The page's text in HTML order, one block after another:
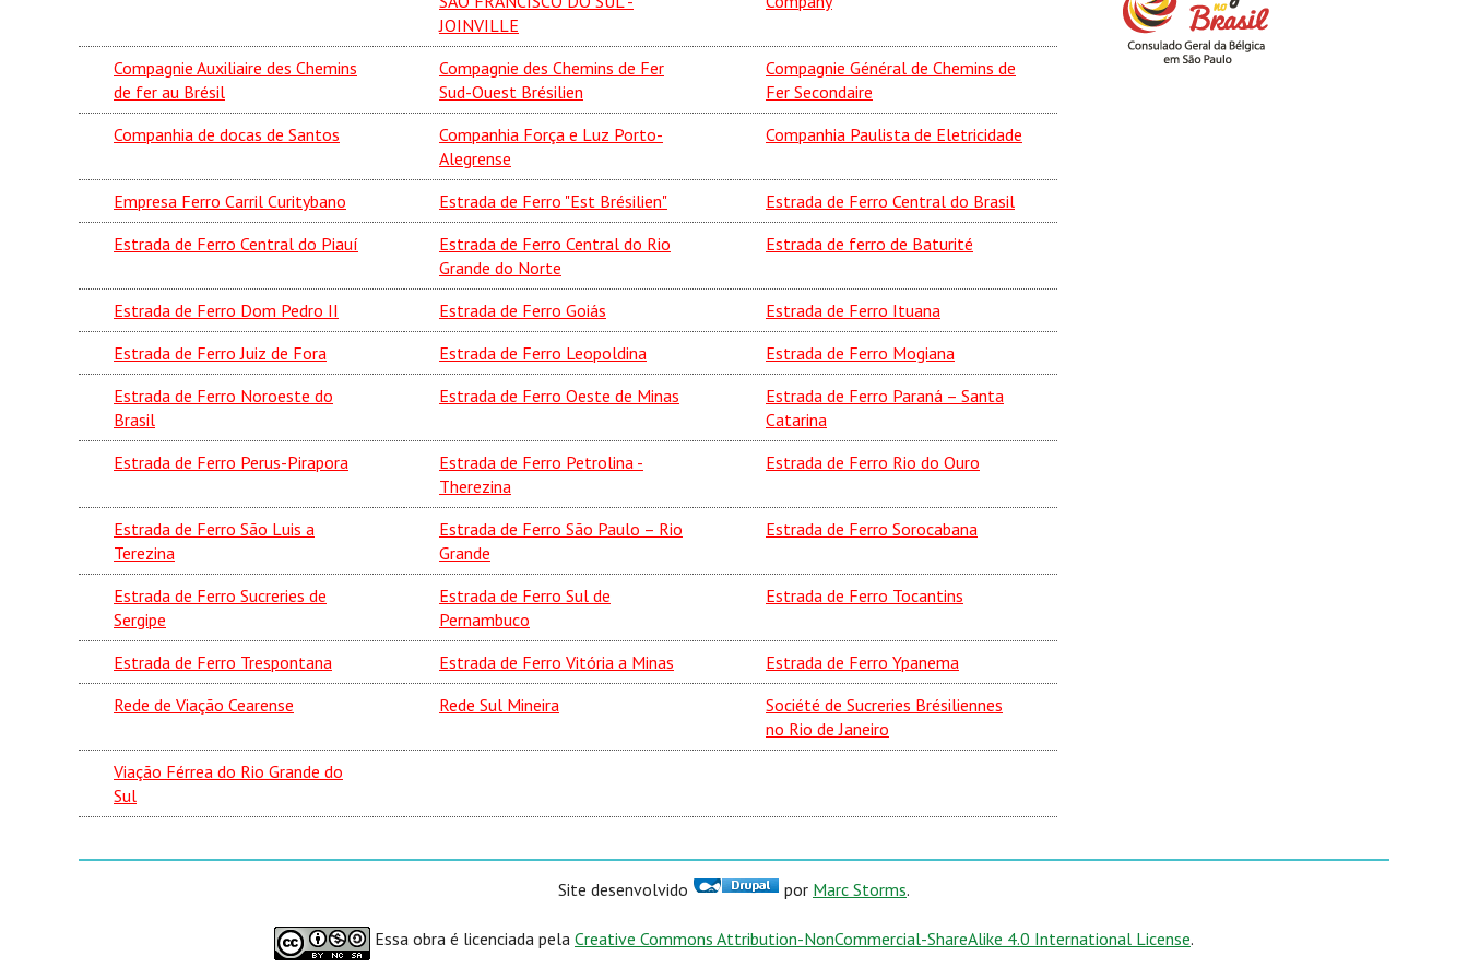
JOINVILLE
Compagnie Auxiliaire des Chemins
de fer au Brésil
Compagnie des Chemins de Fer
Sud-Ouest Brésilien
Compagnie Général de Chemins de
Fer Secondaire
Companhia de docas de Santos
Companhia Força e Luz Porto-
Alegrense
Companhia Paulista de Eletricidade
Empresa Ferro Carril Curitybano Estrada de Ferro "Est Brésilien"
Estrada de Ferro Central do Brasil
Estrada de Ferro Central do Piauí
Estrada de Ferro Central do Rio
Grande do Norte
Estrada de ferro de Baturité
Estrada de Ferro Dom Pedro II Estrada de Ferro Goiás
Estrada de Ferro Ituana
Estrada de Ferro Juiz de Fora
Estrada de Ferro Leopoldina
Estrada de Ferro Mogiana
Estrada de Ferro Noroeste do
Brasil
Estrada de Ferro Oeste de Minas
Estrada de Ferro Paraná – Santa
Catarina
Estrada de Ferro Perus-Pirapora
Estrada de Ferro Petrolina -
Therezina
Estrada de Ferro Rio do Ouro
Estrada de Ferro São Luis a
Terezina
Estrada de Ferro São Paulo – Rio
Grande
Estrada de Ferro Sorocabana
Estrada de Ferro Sucreries de
Sergipe
Estrada de Ferro Sul de
Pernambuco
Estrada de Ferro Tocantins
Estrada de Ferro Trespontana Estrada de Ferro Vitória a Minas
Estrada de Ferro Ypanema
Rede de Viação Cearense
Rede Sul Mineira
Société de Sucreries Brésiliennes
no Rio de Janeiro
Viação Férrea do Rio Grande do
Sul
Site desenvolvido por Marc Storms.
Essa obra é licenciada pela Creative Commons Attribution-NonCommercial-ShareAlike 4.0 International License.